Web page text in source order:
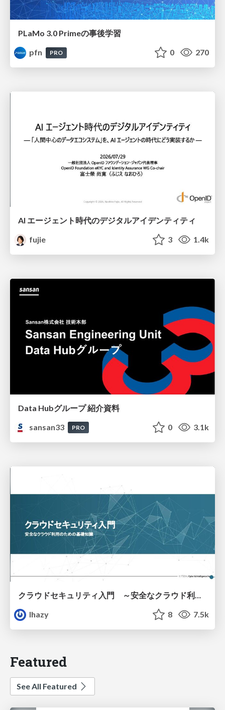
PLaMo 3.0 Primeの事後学習
pfn
PRO 0 270
AI エージェント時代のデジタルアイデンティティ
fujie
3 1.4k
Data Hubグループ 紹介資料
sansan33
PRO 0 3.1k
クラウドセキュリティ入門 ～安全なクラウド利用のための基礎知識～
lhazy
8 7.5k
Featured
See All Featured